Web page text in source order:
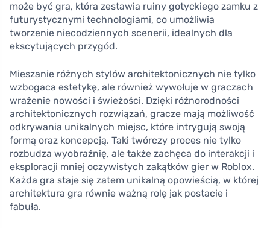
może być gra, która zestawia ruiny gotyckiego zamku z
futurystycznymi technologiami, co umożliwia
tworzenie niecodziennych scenerii, idealnych dla
ekscytujących przygód.
Mieszanie różnych stylów architektonicznych nie tylko
wzbogaca estetykę, ale również wywołuje w graczach
wrażenie nowości i świeżości. Dzięki różnorodności
architektonicznych rozwiązań, gracze mają możliwość
odkrywania unikalnych miejsc, które intrygują swoją
formą oraz koncepcją. Taki twórczy proces nie tylko
rozbudza wyobraźnię, ale także zachęca do interakcji i
eksploracji mniej oczywistych zakątków gier w Roblox.
Każda gra staje się zatem unikalną opowieścią, w której
architektura gra równie ważną rolę jak postacie i
fabuła.